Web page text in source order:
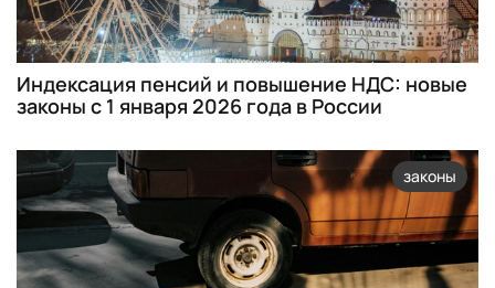
Индексация пенсий и повышение НДС: новые
законы с 1 января 2026 года в России
законы